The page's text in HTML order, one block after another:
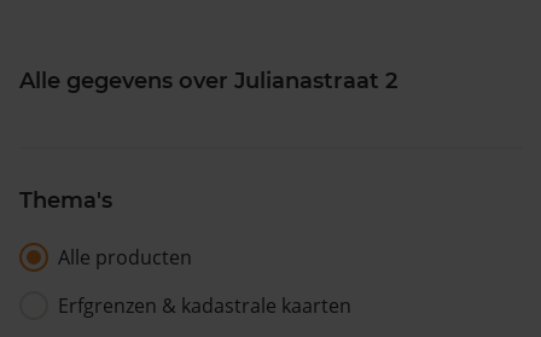
Alle gegevens over Julianastraat 2
Thema's
Alle producten
Erfgrenzen & kadastrale kaarten